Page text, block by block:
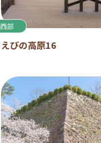
西部
えびの高原16